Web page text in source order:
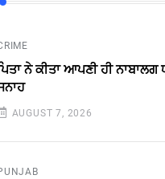
ਨੇ ਕੀਤਾ ਆਪਣੀ ਹੀ ਨਾਬਾਲਗ
AUGUST 7, 2026